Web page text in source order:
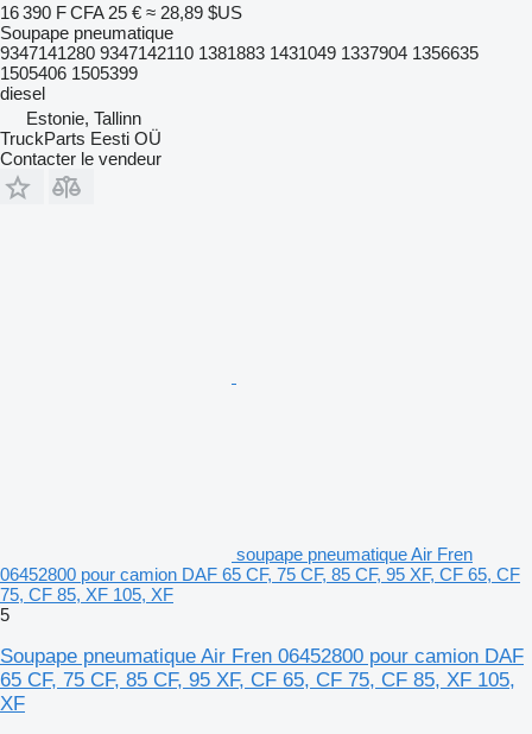
16 390 F CFA 25 € ≈ 28,89 $US
Soupape pneumatique
9347141280 9347142110 1381883 1431049 1337904 1356635
1505406 1505399
diesel
Estonie, Tallinn
TruckParts Eesti OÜ
Contacter le vendeur
soupape pneumatique Air Fren
06452800 pour camion DAF 65 CF, 75 CF, 85 CF, 95 XF, CF 65, CF
75, CF 85, XF 105, XF
5
Soupape pneumatique Air Fren 06452800 pour camion DAF
65 CF, 75 CF, 85 CF, 95 XF, CF 65, CF 75, CF 85, XF 105,
XF